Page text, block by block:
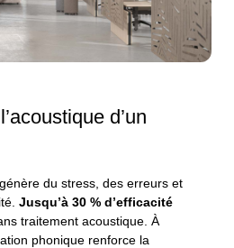
d’un
du stress, des erreurs et
Jusqu’à 30 % d’efficacité
traitement acoustique. À
phonique renforce la